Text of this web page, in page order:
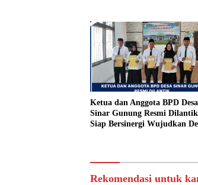
Ketua dan Anggota BPD Desa
Sinar Gunung Resmi
Siap Bersinergi Wujudkan
Rekomendasi untuk